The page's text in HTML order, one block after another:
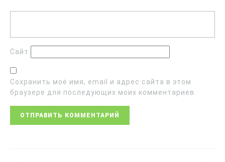
Сайт
Сохранить моё имя, email и адрес сайта в этом
браузере для последующих моих комментариев.